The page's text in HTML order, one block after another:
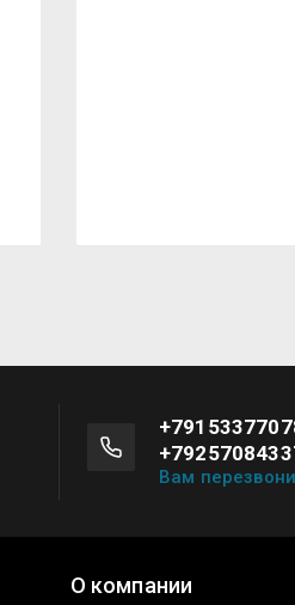
Вам
О компании